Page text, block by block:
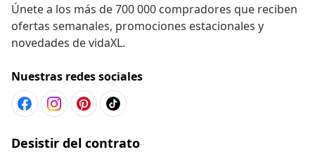
Únete a los más de 700 000 compradores que reciben
ofertas semanales, promociones estacionales y
novedades de vidaXL.
Nuestras redes sociales
Desistir del contrato